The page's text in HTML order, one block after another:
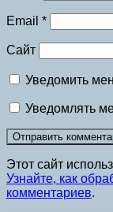
Email *
Сайт
Уведомить
Уведомлять
Этот сайт
Узнайте, как
комментариев.